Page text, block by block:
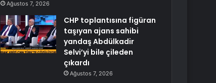
Ağustos 7, 2026
CHP toplantısına figüran
taşıyan ajans sahibi
yandaş Abdülkadir
Selvi’yi bile çileden
çıkardı
Ağustos 7, 2026